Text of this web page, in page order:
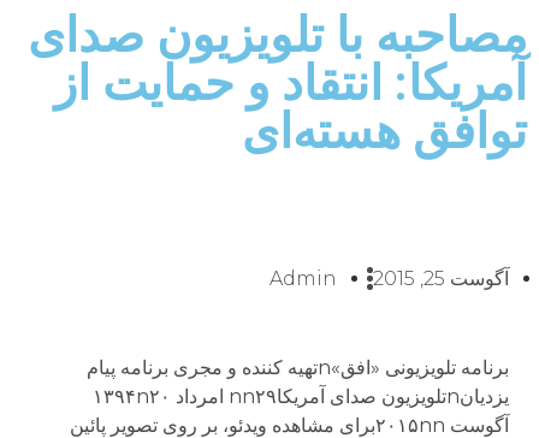
مصاحبه با تلویزیون صدای
آمریکا: انتقاد و حمایت از
توافق هسته‌ای
آگوست 25, 2015 Admin
برنامه تلویزیونی «افق»nتهیه کننده و مجری برنامه پيام
يزديانnتلویزیون صدای آمریکاnn۲۹ امرداد ۱۳۹۴n۲۰
آگوست ۲۰۱۵nnبراى مشاهده ویدئو، بر روى تصویر پائین